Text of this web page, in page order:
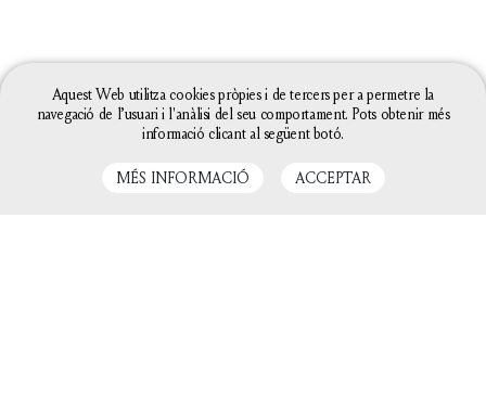
Aquest Web utilitza cookies pròpies i de tercers per a permetre la
navegació de l’usuari i l'anàlisi del seu comportament. Pots obtenir més
informació clicant al següent botó.
MÉS INFORMACIÓ ACCEPTAR